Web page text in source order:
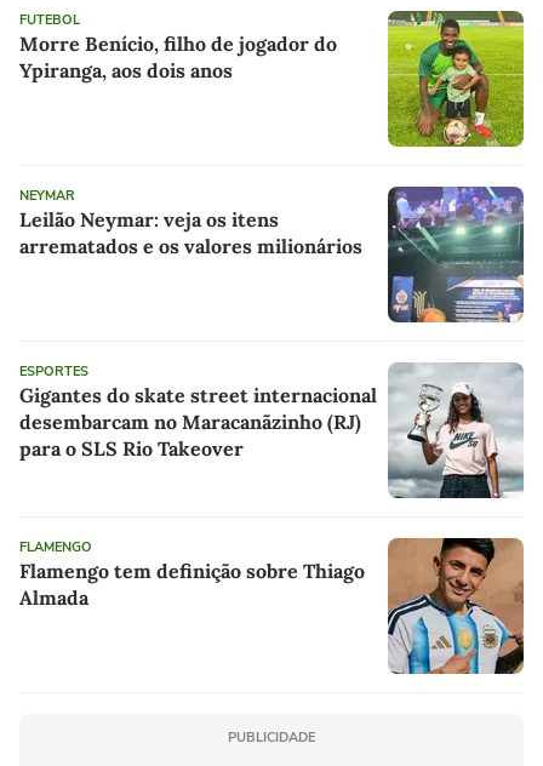
FUTEBOL
Morre Benício, filho de jogador do
Ypiranga, aos dois anos
NEYMAR
Leilão Neymar: veja os itens
arrematados e os valores milionários
ESPORTES
Gigantes do skate street internacional
desembarcam no Maracanãzinho (RJ)
para o SLS Rio Takeover
FLAMENGO
Flamengo tem definição sobre Thiago
Almada
PUBLICIDADE